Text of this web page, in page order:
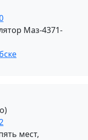
Маз-4371-
мест,